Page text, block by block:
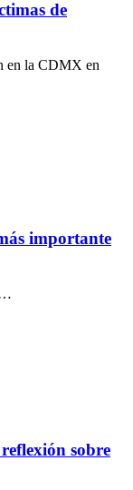
de
en la CDMX en
importante
sobre